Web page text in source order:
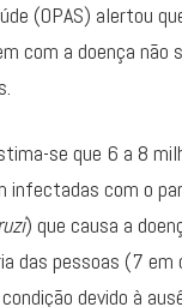
(OPAS) alertou
com a doença não
se que 6 a 8
infectadas com o
) que causa a
das pessoas (7 em
devido à